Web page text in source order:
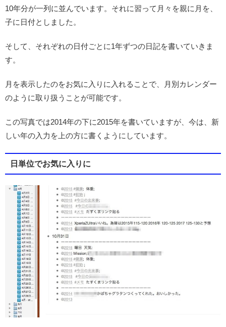
10年分が一列に並んでいます。それに習って月々を親に月を、
子に日付としました。
そして、それぞれの日付ごとに1年ずつの日記を書いていきま
す。
月を表示したのをお気に入りに入れることで、月別カレンダー
のように取り扱うことが可能です。
この写真では2014年の下に2015年を書いていますが、今は、新
しい年の入力を上の方に書くようにしています。
日単位でお気に入りに